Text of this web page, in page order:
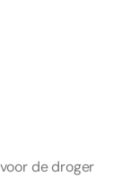
de droger